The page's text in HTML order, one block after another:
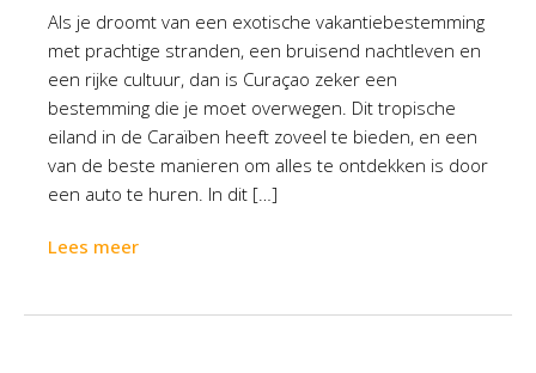
Als je droomt van een exotische vakantiebestemming
met prachtige stranden, een bruisend nachtleven en
een rijke cultuur, dan is Curaçao zeker een
bestemming die je moet overwegen. Dit tropische
eiland in de Caraïben heeft zoveel te bieden, en een
van de beste manieren om alles te ontdekken is door
een auto te huren. In dit […]
Lees meer